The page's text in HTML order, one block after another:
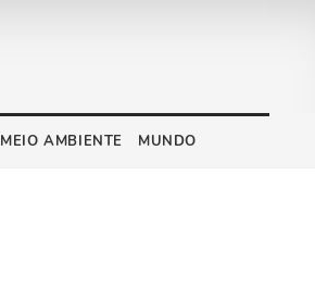
MEIO AMBIENTE MUNDO